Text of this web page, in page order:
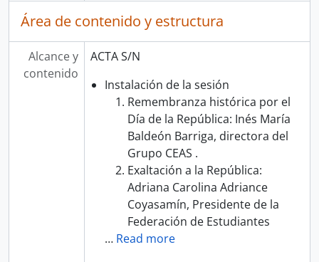
Área de contenido y estructura
Alcance y
contenido
ACTA S/N
Instalación de la sesión
Remembranza histórica por el
Día de la República: Inés María
Baldeón Barriga, directora del
Grupo CEAS .
Exaltación a la República:
Adriana Carolina Adriance
Coyasamín, Presidente de la
Federación de Estudiantes
… Read more